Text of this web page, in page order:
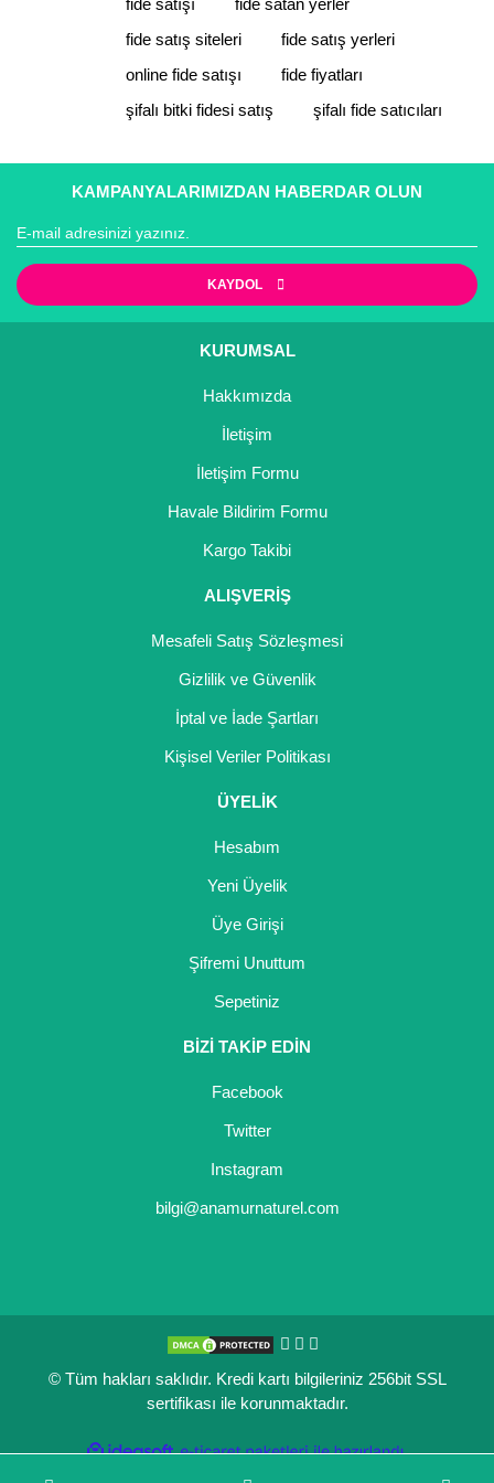
Ürün resmi kalitesiz, bozuk veya görüntülenemiyor.
Ürün açıklamasında eksik bilgiler bulunuyor.
Ürün bilgilerinde hatalar bulunuyor.
fide satışı
fide satan yerler
fide satış siteleri
fide satış yerleri
online fide satışı
fide fiyatları
şifalı bitki fidesi satış
şifalı fide satıcıları
KAMPANYALARIMIZDAN HABERDAR OLUN
KAYDOL
KURUMSAL
Hakkımızda
İletişim
İletişim Formu
Havale Bildirim Formu
Kargo Takibi
ALIŞVERİŞ
Mesafeli Satış Sözleşmesi
Gizlilik ve Güvenlik
İptal ve İade Şartları
Kişisel Veriler Politikası
ÜYELİK
Hesabım
Yeni Üyelik
Üye Girişi
Şifremi Unuttum
Sepetiniz
BİZİ TAKİP EDİN
Facebook
Twitter
Instagram
bilgi@anamurnaturel.com
© Tüm hakları saklıdır. Kredi kartı bilgileriniz 256bit SSL
sertifikası ile korunmaktadır.
ideasoft
e-
ile